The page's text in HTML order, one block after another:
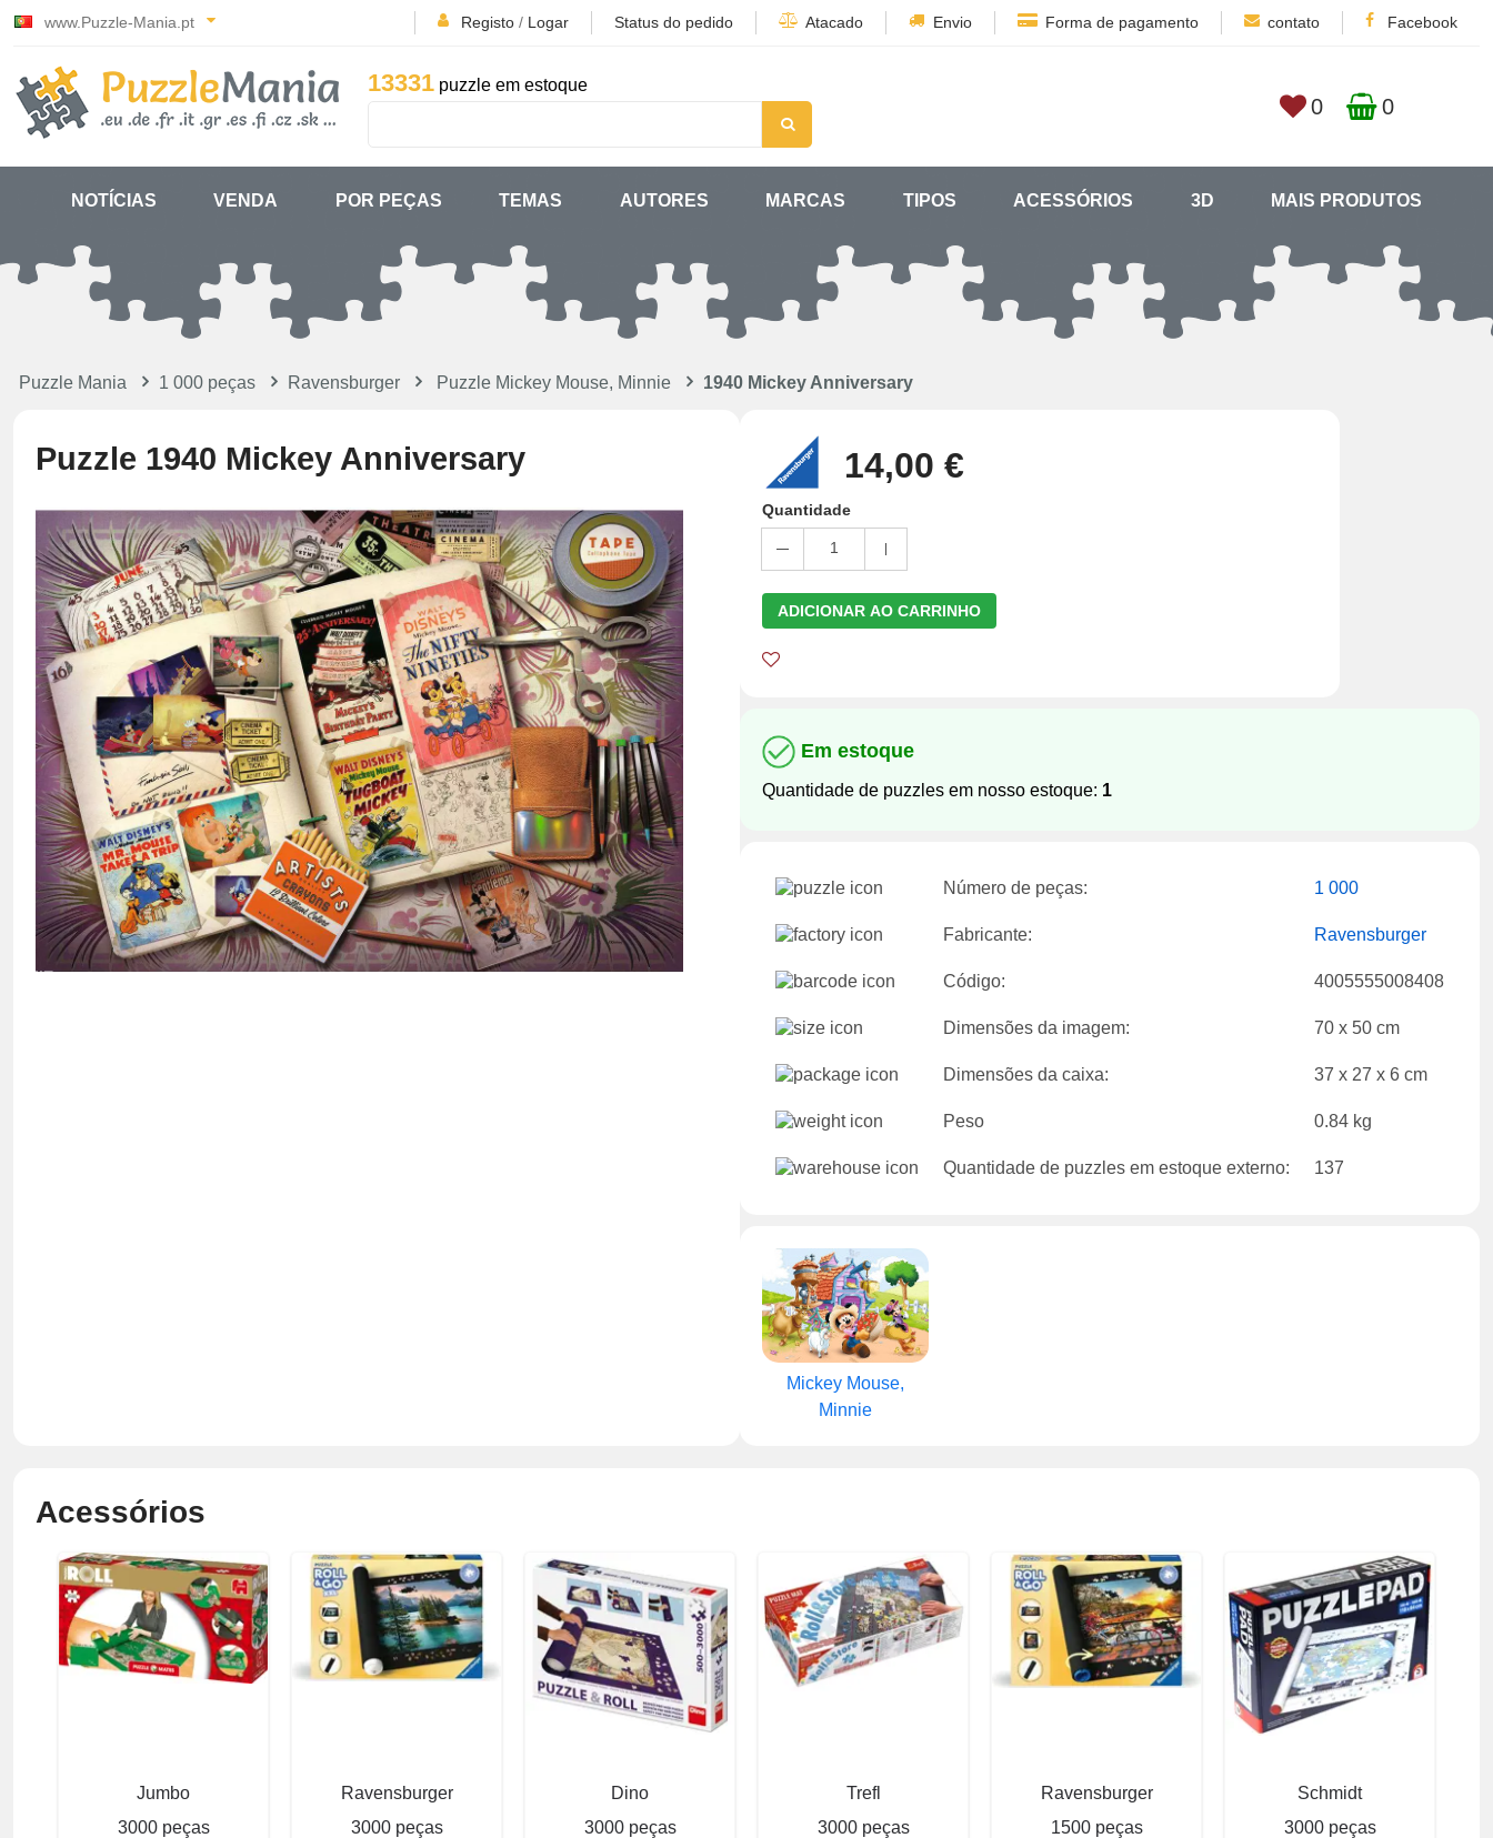
www.Puzzle-Mania.pt Registo / Logar Status do pedido Atacado Envio Forma de pagamento contato Facebook
13331 puzzle em estoque
0 0
NOTÍCIAS VENDA POR PEÇAS TEMAS AUTORES MARCAS TIPOS ACESSÓRIOS 3D MAIS PRODUTOS
Puzzle Mania 1 000 peças Ravensburger Puzzle Mickey Mouse, Minnie 1940 Mickey Anniversary
Puzzle 1940 Mickey Anniversary 14,00 €
Quantidade
1
ADICIONAR AO CARRINHO
Em estoque
Quantidade de puzzles em nosso estoque: 1
Número de peças: 1 000
Fabricante: Ravensburger
Código: 4005555008408
Dimensões da imagem: 70 x 50 cm
Dimensões da caixa: 37 x 27 x 6 cm
Peso 0.84 kg
Quantidade de puzzles em estoque externo: 137
Mickey Mouse,
Minnie
Acessórios
Jumbo
3000 peças
Ravensburger
3000 peças
Dino
3000 peças
Trefl
3000 peças
Ravensburger
1500 peças
Schmidt
3000 peças